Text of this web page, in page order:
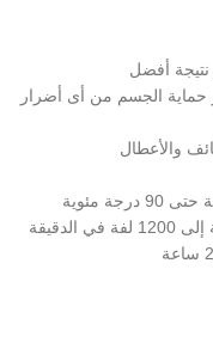
نتيجة أفضل
حماية الجسم من أى أضرار
والأعطال